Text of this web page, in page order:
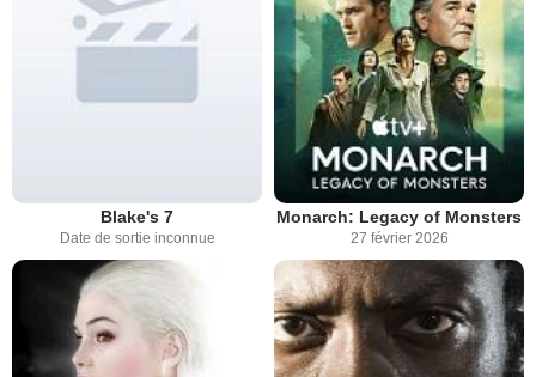
Blake's 7
Date de sortie inconnue
Monarch: Legacy of Monsters
27 février 2026